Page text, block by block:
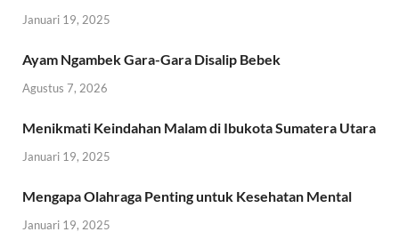
Januari 19, 2025
Ayam Ngambek Gara-Gara Disalip Bebek
Agustus 7, 2026
Menikmati Keindahan Malam di Ibukota Sumatera Utara
Januari 19, 2025
Mengapa Olahraga Penting untuk Kesehatan Mental
Januari 19, 2025